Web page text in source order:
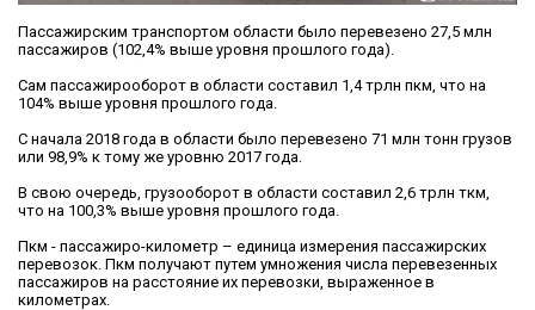
Пассажирским транспортом области было перевезено 27,5 млн
пассажиров (102,4% выше уровня прошлого года).
Сам пассажирооборот в области составил 1,4 трлн пкм, что на
104% выше уровня прошлого года.
С начала 2018 года в области было перевезено 71 млн тонн грузов
или 98,9% к тому же уровню 2017 года.
В свою очередь, грузооборот в области составил 2,6 трлн ткм,
что на 100,3% выше уровня прошлого года.
Пкм - пассажиро-километр – единица измерения пассажирских
перевозок. Пкм получают путем умножения числа перевезенных
пассажиров на расстояние их перевозки, выраженное в
километрах.